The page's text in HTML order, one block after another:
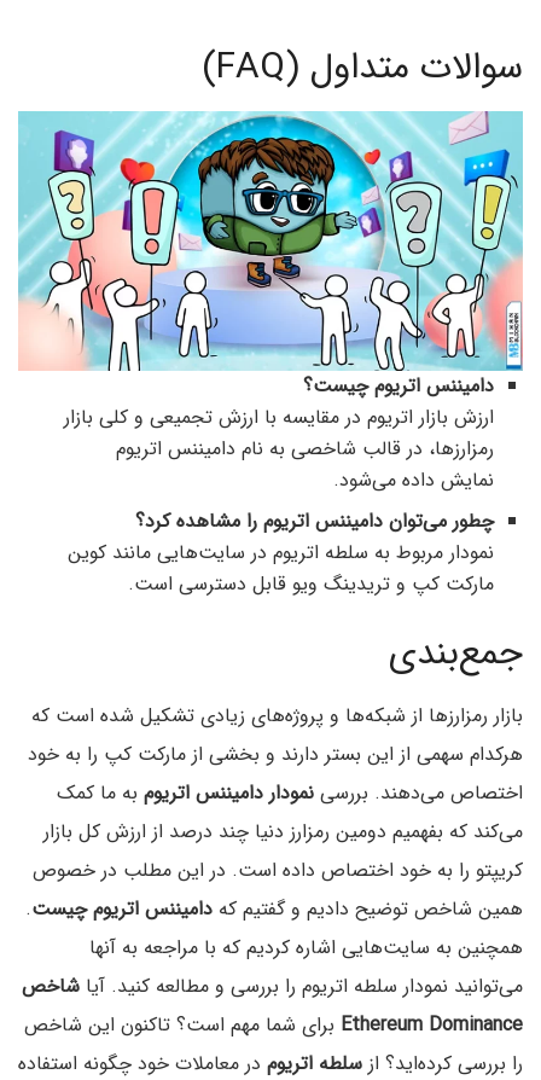
سوالات متداول (FAQ)
دامیننس اتریوم چیست؟
ارزش بازار اتریوم در مقایسه با ارزش تجمیعی و کلی بازار
رمزارزها، در قالب شاخصی به نام دامیننس اتریوم
نمایش داده می‌شود.
چطور می‌توان دامیننس اتریوم را مشاهده کرد؟
نمودار مربوط به سلطه اتریوم در سایت‌هایی مانند کوین
مارکت کپ و تریدینگ ویو قابل دسترسی است.
جمع‌بندی
بازار رمزارزها از شبکه‌ها و پروژه‌های زیادی تشکیل شده است که
هرکدام سهمی از این بستر دارند و بخشی از مارکت کپ را به خود
اختصاص می‌دهند. بررسی نمودار دامیننس اتریوم به ما کمک
می‌کند که بفهمیم دومین رمزارز دنیا چند درصد از ارزش کل بازار
کریپتو را به خود اختصاص داده است. در این مطلب در خصوص
همین شاخص توضیح دادیم و گفتیم که دامیننس اتریوم چیست.
همچنین به سایت‌هایی اشاره کردیم که با مراجعه به آنها
می‌توانید نمودار سلطه اتریوم را بررسی و مطالعه کنید. آیا شاخص
Ethereum Dominance برای شما مهم است؟ تاکنون این شاخص
را بررسی کرده‌اید؟‌ از سلطه اتریوم در معاملات خود چگونه استفاده